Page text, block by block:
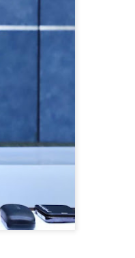
ถวายเทียนพรรษา 2
ศน.